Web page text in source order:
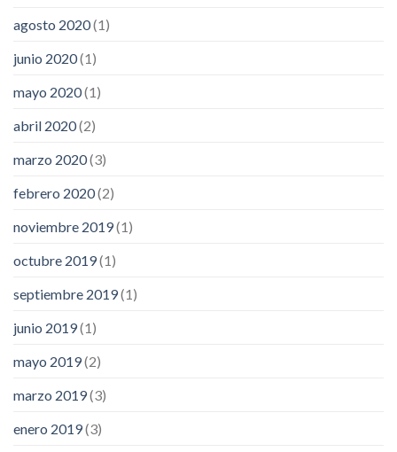
agosto 2020(1)
junio 2020(1)
mayo 2020(1)
abril 2020(2)
marzo 2020(3)
febrero 2020(2)
noviembre 2019(1)
octubre 2019(1)
septiembre 2019(1)
junio 2019(1)
mayo 2019(2)
marzo 2019(3)
enero 2019(3)